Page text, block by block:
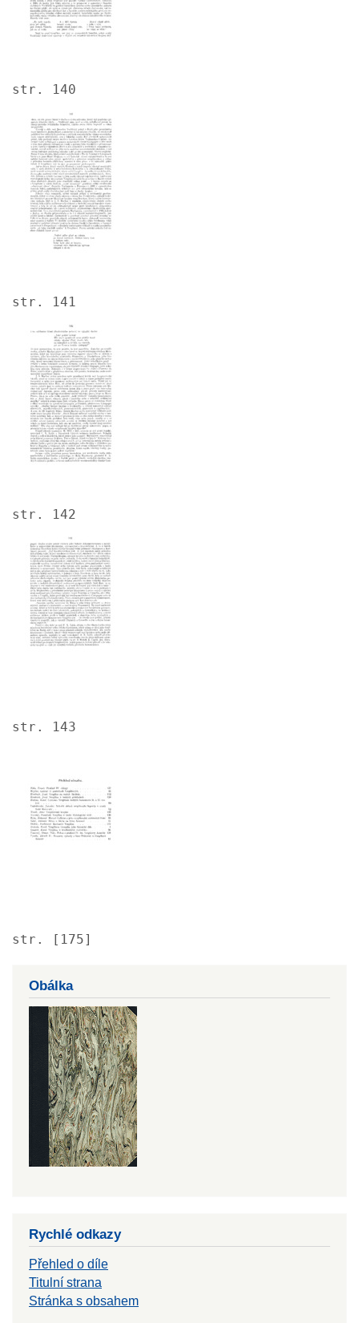
str. 140
str. 141
str. 142
str. 143
str. [175]
Obálka
Rychlé odkazy
Přehled o díle
Titulní strana
Stránka s obsahem